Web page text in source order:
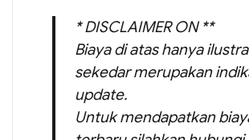
* DISCLAIMER ON **
Biaya di atas hanya
sekedar merupakan
update.
Untuk mendapatkan